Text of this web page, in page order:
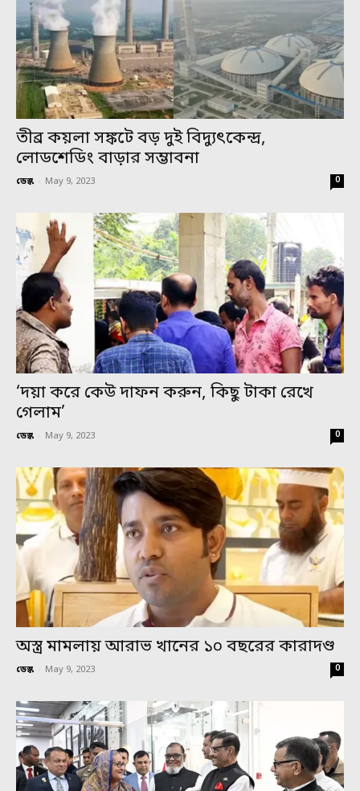
তীব্র কয়লা সঙ্কটে বড় দুই বিদ্যুৎকেন্দ্র,
লোডশেডিং বাড়ার সম্ভাবনা
ডেস্ক - May 9, 2023 0
‘দয়া করে কেউ দাফন করুন, কিছু টাকা রেখে
গেলাম’
ডেস্ক - May 9, 2023 0
অস্ত্র মামলায় আরাভ খানের ১০ বছরের কারাদণ্ড
ডেস্ক - May 9, 2023 0